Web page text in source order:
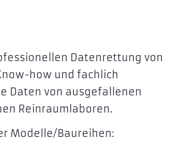
Datenrettung von
how und fachlich
Daten von ausgefallenen
Reinraumlaboren.
Modelle/Baureihen: